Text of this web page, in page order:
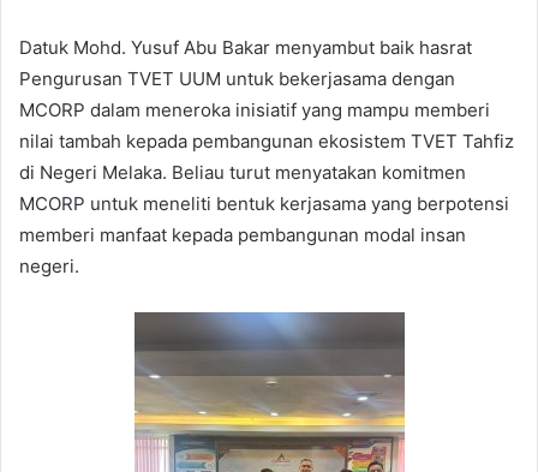
Datuk Mohd. Yusuf Abu Bakar menyambut baik hasrat
Pengurusan TVET UUM untuk bekerjasama dengan
MCORP dalam meneroka inisiatif yang mampu memberi
nilai tambah kepada pembangunan ekosistem TVET Tahfiz
di Negeri Melaka. Beliau turut menyatakan komitmen
MCORP untuk meneliti bentuk kerjasama yang berpotensi
memberi manfaat kepada pembangunan modal insan
negeri.